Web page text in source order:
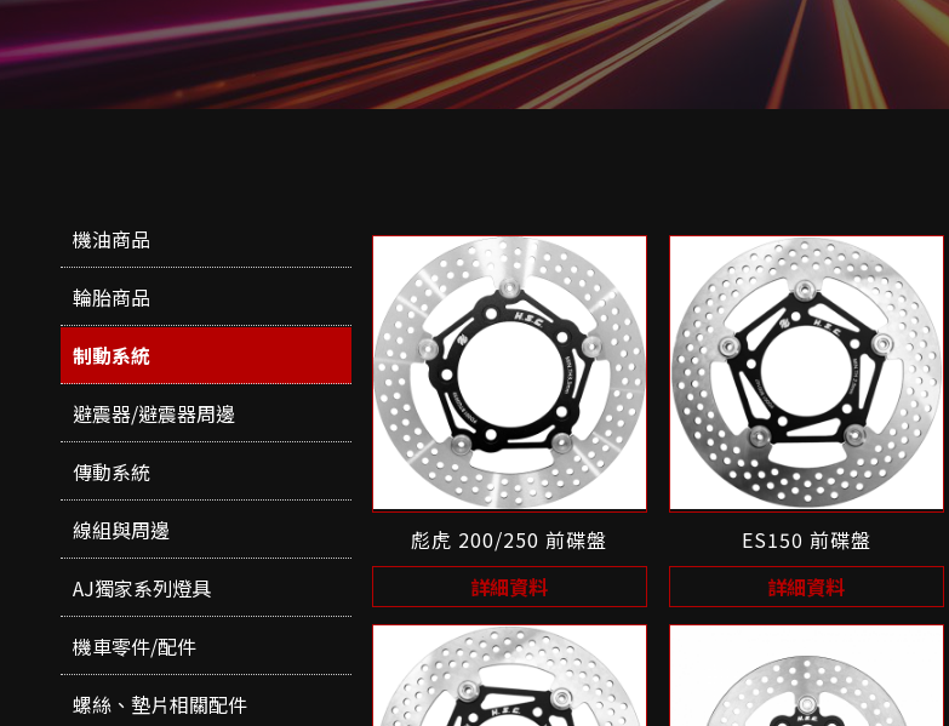
機油商品
輪胎商品
制動系統
避震器/避震器周邊
傳動系統
線組與周邊
AJ獨家系列燈具
機車零件/配件
螺絲、墊片相關配件
彪虎 200/250 前碟盤
詳細資料
ES150 前碟盤
詳細資料